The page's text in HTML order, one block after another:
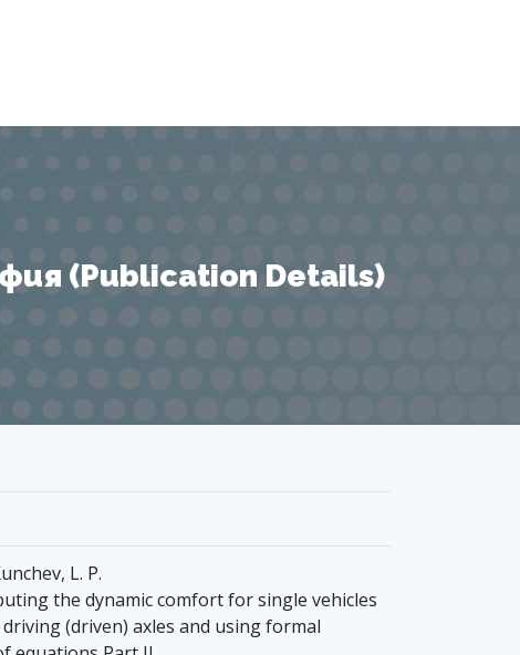
(Publication Details)
L. P.
the dynamic comfort for single vehicles
(driven) axles and using formal